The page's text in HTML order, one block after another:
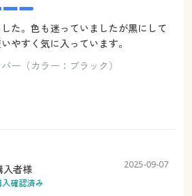
た。色も迷っていましたが黒にして
やすく気に入っています。
ー（カラー：ブラック）
入者様
入確認済み
2025-09-07